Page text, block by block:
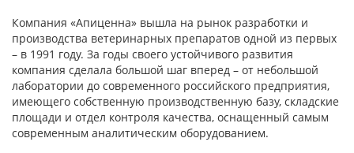
Компания «Апиценна» вышла на рынок разработки и
производства ветеринарных препаратов одной из первых
– в 1991 году. За годы своего устойчивого развития
компания сделала большой шаг вперед – от небольшой
лаборатории до современного российского предприятия,
имеющего собственную производственную базу, складские
площади и отдел контроля качества, оснащенный самым
современным аналитическим оборудованием.